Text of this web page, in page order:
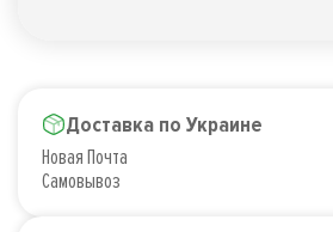
Доставка по Украине
Новая Почта
Самовывоз